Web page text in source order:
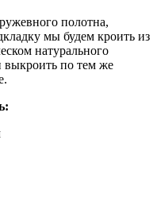
полотна,
мы будем кроить из
натурального
выкроить по тем же